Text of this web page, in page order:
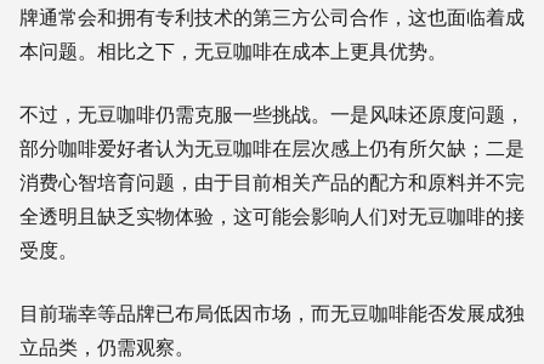
牌通常会和拥有专利技术的第三方公司合作，这也面临着成
本问题。相比之下，无豆咖啡在成本上更具优势。
不过，无豆咖啡仍需克服一些挑战。一是风味还原度问题，
部分咖啡爱好者认为无豆咖啡在层次感上仍有所欠缺；二是
消费心智培育问题，由于目前相关产品的配方和原料并不完
全透明且缺乏实物体验，这可能会影响人们对无豆咖啡的接
受度。
目前瑞幸等品牌已布局低因市场，而无豆咖啡能否发展成独
立品类，仍需观察。